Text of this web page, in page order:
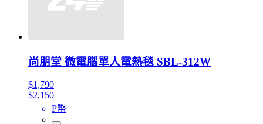
尚朋堂 微電腦單人電熱毯 SBL-312W
$1,790
$2,150
P幣